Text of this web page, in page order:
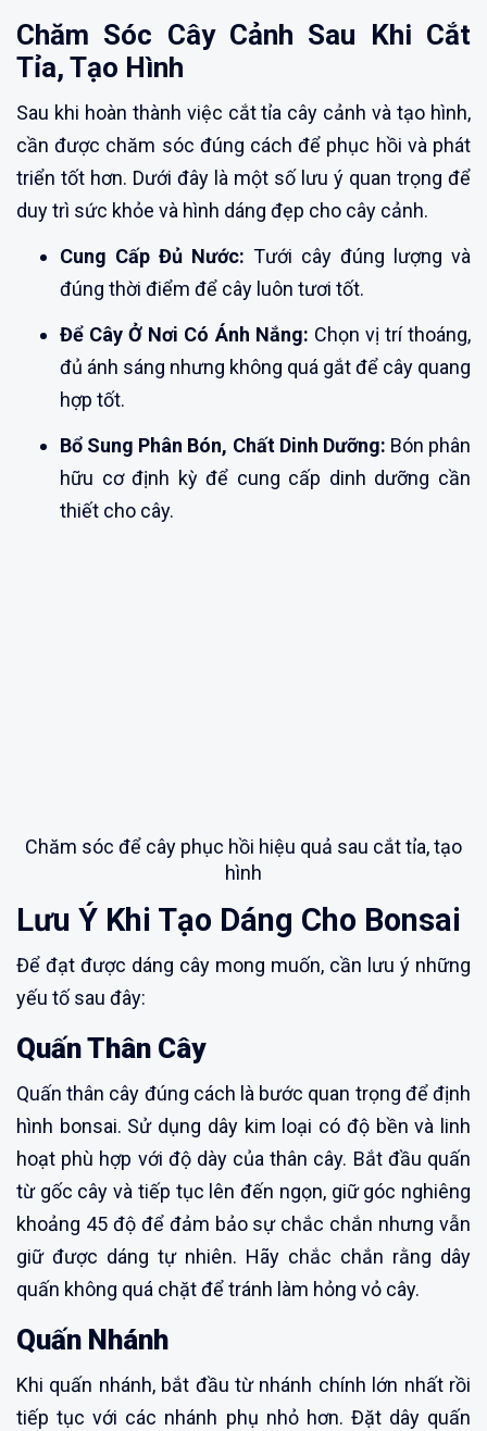
Chăm Sóc Cây Cảnh Sau Khi Cắt
Tỉa, Tạo Hình
Sau khi hoàn thành việc cắt tỉa cây cảnh và tạo hình,
cần được chăm sóc đúng cách để phục hồi và phát
triển tốt hơn. Dưới đây là một số lưu ý quan trọng để
duy trì sức khỏe và hình dáng đẹp cho cây cảnh.
Cung Cấp Đủ Nước: Tưới cây đúng lượng và
đúng thời điểm để cây luôn tươi tốt.
Để Cây Ở Nơi Có Ánh Nắng: Chọn vị trí thoáng,
đủ ánh sáng nhưng không quá gắt để cây quang
hợp tốt.
Bổ Sung Phân Bón, Chất Dinh Dưỡng: Bón phân
hữu cơ định kỳ để cung cấp dinh dưỡng cần
thiết cho cây.
Chăm sóc để cây phục hồi hiệu quả sau cắt tỉa, tạo
hình
Lưu Ý Khi Tạo Dáng Cho Bonsai
Để đạt được dáng cây mong muốn, cần lưu ý những
yếu tố sau đây:
Quấn Thân Cây
Quấn thân cây đúng cách là bước quan trọng để định
hình bonsai. Sử dụng dây kim loại có độ bền và linh
hoạt phù hợp với độ dày của thân cây. Bắt đầu quấn
từ gốc cây và tiếp tục lên đến ngọn, giữ góc nghiêng
khoảng 45 độ để đảm bảo sự chắc chắn nhưng vẫn
giữ được dáng tự nhiên. Hãy chắc chắn rằng dây
quấn không quá chặt để tránh làm hỏng vỏ cây.
Quấn Nhánh
Khi quấn nhánh, bắt đầu từ nhánh chính lớn nhất rồi
tiếp tục với các nhánh phụ nhỏ hơn. Đặt dây quấn